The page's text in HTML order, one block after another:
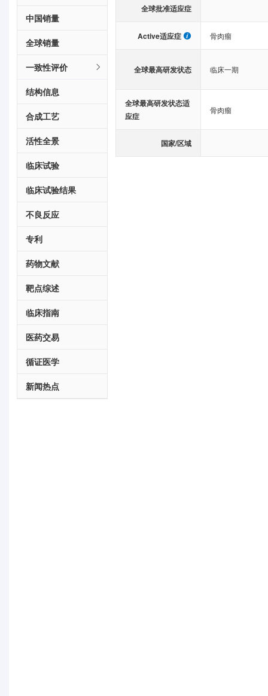
中国销量
全球销量
一致性评价
结构信息
合成工艺
活性全景
临床试验
临床试验结果
不良反应
专利
药物文献
靶点综述
临床指南
医药交易
循证医学
新闻热点
全球批准适应症
Active适应症 骨肉瘤
全球最高研发状态 临床一期
全球最高研发状态适
应症
骨肉瘤
国家/区域